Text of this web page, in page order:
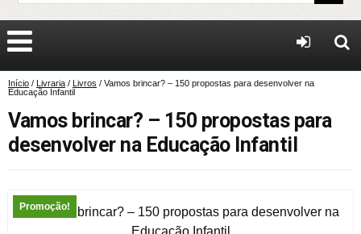
Início / Livraria / Livros / Vamos brincar? – 150 propostas para desenvolver na
Educação Infantil
Vamos brincar? – 150 propostas para
desenvolver na Educação Infantil
Promoção!